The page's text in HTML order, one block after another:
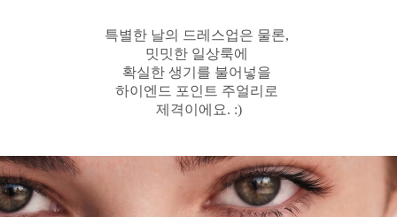
특별한 날의 드레스업은 물론,
밋밋한 일상룩에
확실한 생기를 불어넣을
하이엔드 포인트 주얼리로
제격이에요. :)